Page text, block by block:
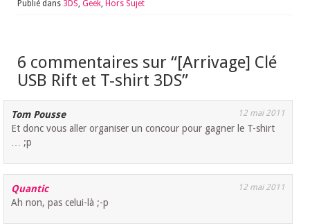
Publié dans 3DS, Geek, Hors Sujet
6 commentaires sur “[Arrivage] Clé
USB Rift et T-shirt 3DS”
Tom Pousse 12 mai 2011
Et donc vous aller organiser un concour pour gagner le T-shirt
… ;p
Quantic 12 mai 2011
Ah non, pas celui-là ;-p